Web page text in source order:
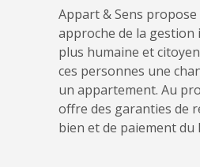
Appart & Sens
approche de la gestion
plus humaine et
ces personnes une
un appartement. Au
offre des garanties de
bien et de paiement du